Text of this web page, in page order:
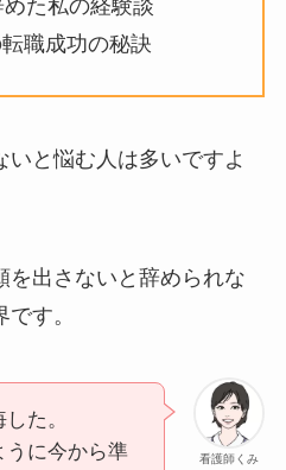
た私の経験談
職成功の秘訣
と悩む人は多いですよ
を出さないと辞められな
です。
看護師くみ
た。
うに今から準